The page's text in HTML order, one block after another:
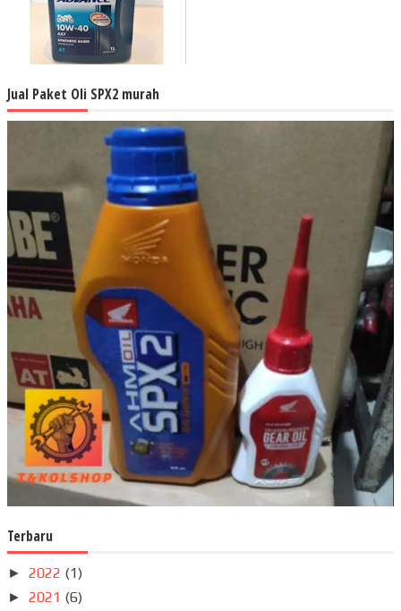
Jual Paket Oli SPX2 murah
Terbaru
► 2022 (1)
► 2021 (6)